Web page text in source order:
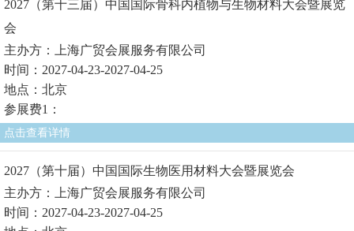
2027（第十三届）中国国际骨科内植物与生物材料大会暨展览
会
主办方：上海广贸会展服务有限公司
时间：2027-04-23-2027-04-25
地点：北京
参展费1：
点击查看详情
2027（第十届）中国国际生物医用材料大会暨展览会
主办方：上海广贸会展服务有限公司
时间：2027-04-23-2027-04-25